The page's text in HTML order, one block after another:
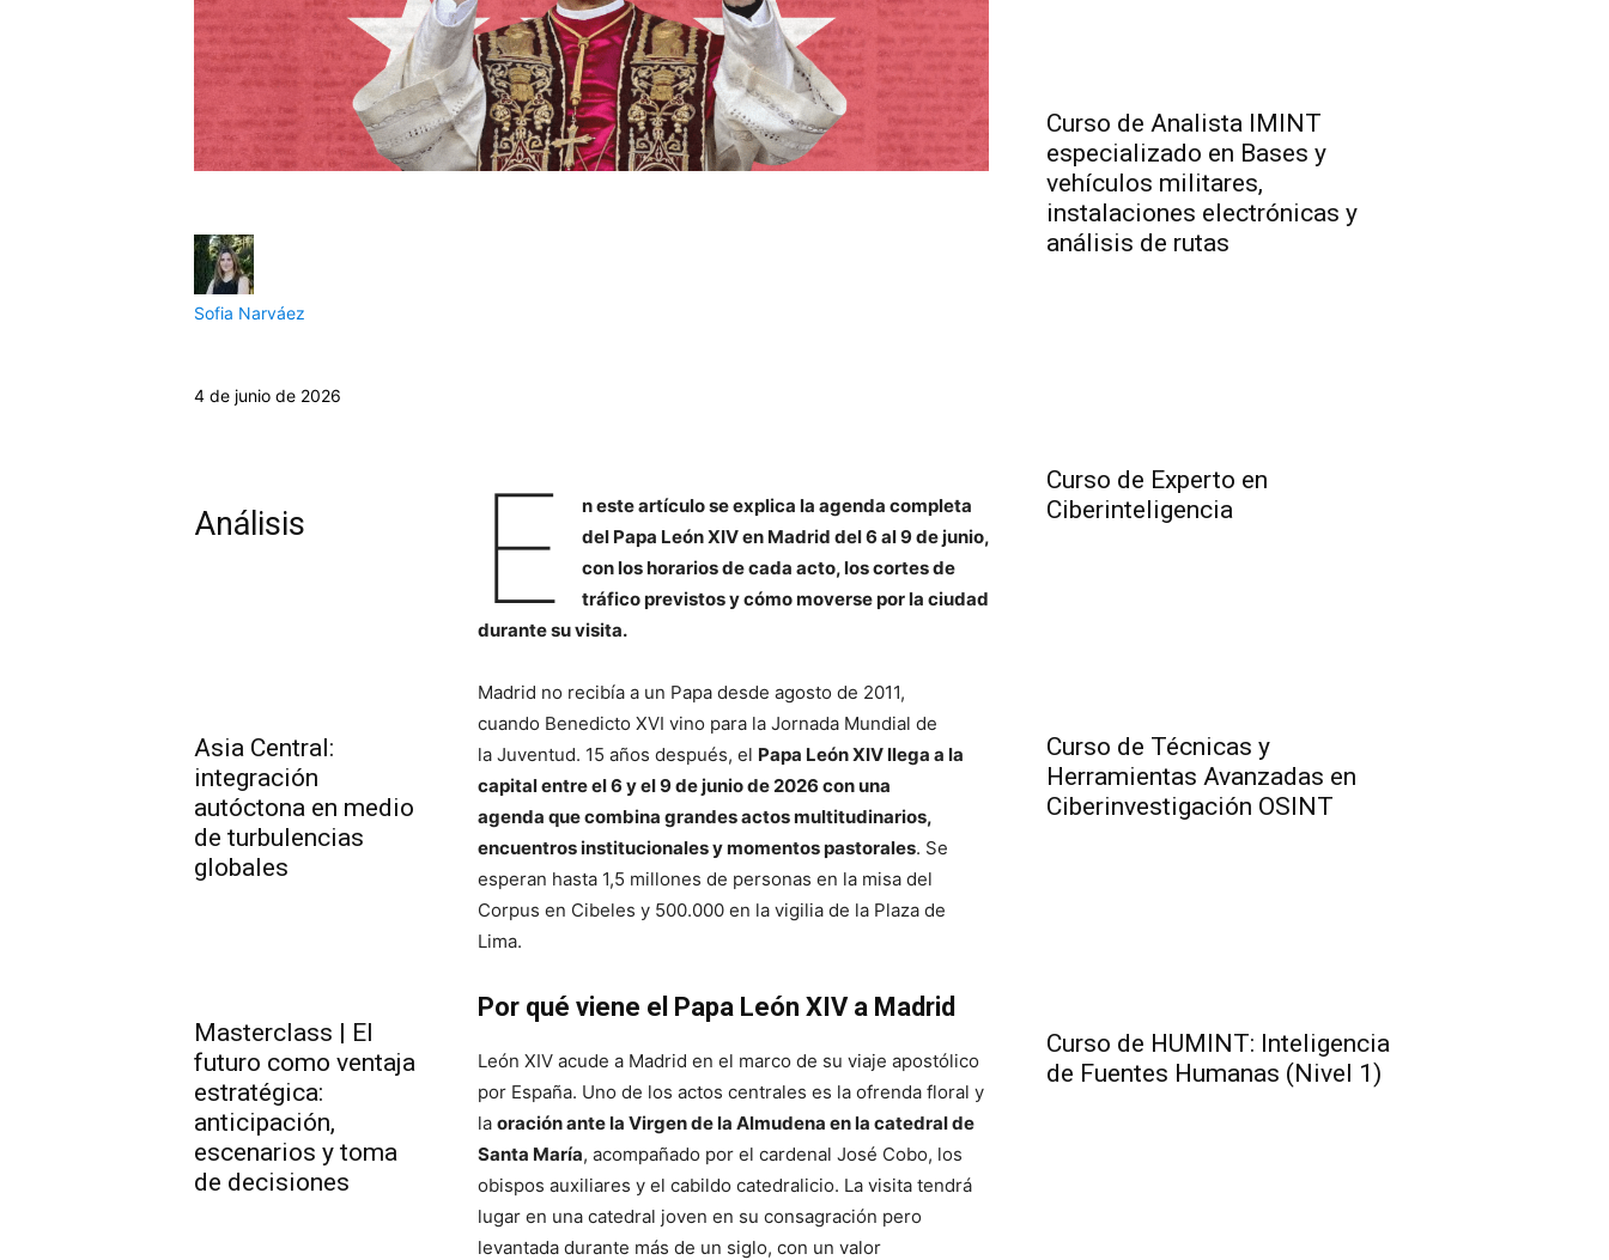
Sofia Narváez
4 de junio de 2026
Análisis
Asia Central:
integración
autóctona en medio
de turbulencias
globales
Masterclass | El
futuro como ventaja
estratégica:
anticipación,
escenarios y toma
de decisiones
E
n este artículo se explica la agenda completa
del Papa León XIV en Madrid del 6 al 9 de junio,
con los horarios de cada acto, los cortes de
tráfico previstos y cómo moverse por la ciudad
durante su visita.
Madrid no recibía a un Papa desde agosto de 2011,
cuando Benedicto XVI vino para la Jornada Mundial de
la Juventud. 15 años después, el Papa León XIV llega a la
capital entre el 6 y el 9 de junio de 2026 con una
agenda que combina grandes actos multitudinarios,
encuentros institucionales y momentos pastorales. Se
esperan hasta 1,5 millones de personas en la misa del
Corpus en Cibeles y 500.000 en la vigilia de la Plaza de
Lima.
Por qué viene el Papa León XIV a Madrid
León XIV acude a Madrid en el marco de su viaje apostólico
por España. Uno de los actos centrales es la ofrenda floral y
laoración ante la Virgen de la Almudena en la catedral de
Santa María, acompañado por el cardenal José Cobo, los
obispos auxiliares y el cabildo catedralicio. La visita tendrá
lugar en una catedral joven en su consagración pero
levantada durante más de un siglo, con un valor
Curso de Analista IMINT
especializado en Bases y
vehículos militares,
instalaciones electrónicas y
análisis de rutas
Curso de Experto en
Ciberinteligencia
Curso de Técnicas y
Herramientas Avanzadas en
Ciberinvestigación OSINT
Curso de HUMINT: Inteligencia
de Fuentes Humanas (Nivel 1)